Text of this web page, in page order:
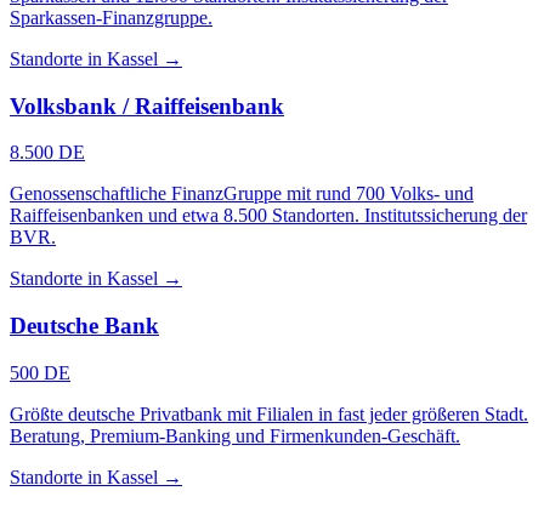
Sparkassen-Finanzgruppe.
Standorte in Kassel →
Volksbank / Raiffeisenbank
8.500 DE
Genossenschaftliche FinanzGruppe mit rund 700 Volks- und
Raiffeisenbanken und etwa 8.500 Standorten. Institutssicherung der
BVR.
Standorte in Kassel →
Deutsche Bank
500 DE
Größte deutsche Privatbank mit Filialen in fast jeder größeren Stadt.
Beratung, Premium-Banking und Firmenkunden-Geschäft.
Standorte in Kassel →